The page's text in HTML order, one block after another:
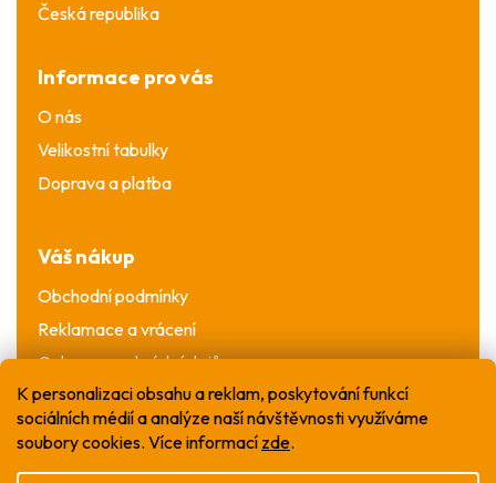
K personalizaci obsahu a reklam, poskytování funkcí
sociálních médií a analýze naší návštěvnosti využíváme
soubory cookies. Více informací zde.
Česká republika
Informace pro vás
O nás
Velikostní tabulky
Doprava a platba
Váš nákup
Obchodní podmínky
Reklamace a vrácení
Ochrana osobních údajů